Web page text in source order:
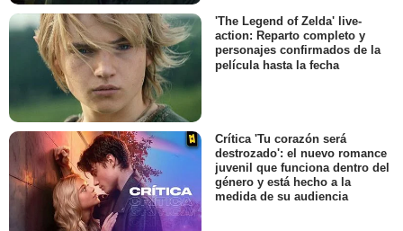
'The Legend of Zelda' live-
action: Reparto completo y
personajes confirmados de la
película hasta la fecha
Crítica 'Tu corazón será
destrozado': el nuevo romance
juvenil que funciona dentro del
género y está hecho a la
medida de su audiencia